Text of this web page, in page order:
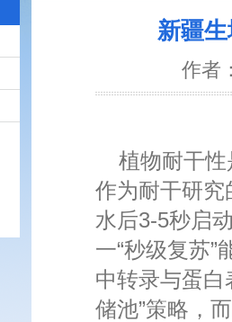
新疆
作者
植物耐干
作为耐干研究
水后3-5秒启
一“秒级复苏
中转录与蛋白
储池”策略，